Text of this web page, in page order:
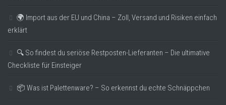
🌍 Import aus der EU und China – Zoll, Versand und Risiken einfach
erklärt
🔍 So findest du seriöse Restposten-Lieferanten – Die ultimative
Checkliste für Einsteiger
📦 Was ist Palettenware? – So erkennst du echte Schnäppchen